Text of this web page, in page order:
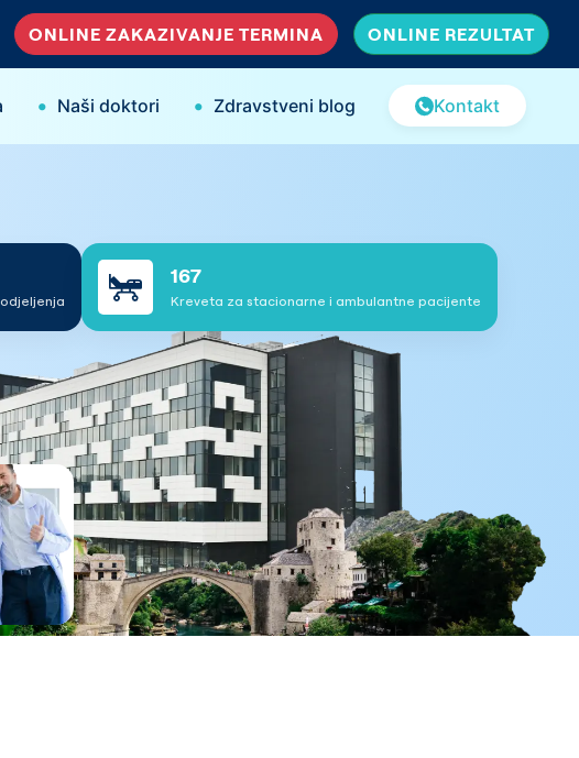
ONLINE ZAKAZIVANJE TERMINA ONLINE REZULTAT
• Naši doktori • Zdravstveni blog Kontakt
167
Kreveta za stacionarne i ambulantne pacijente